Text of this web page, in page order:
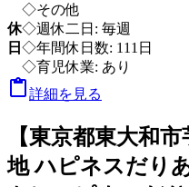
休
日
◇その他
◇週休二日: 毎週
◇年間休日数: 111日
◇育児休業: あり
詳細を見る
【東京都東大和
地 ハピネスだり